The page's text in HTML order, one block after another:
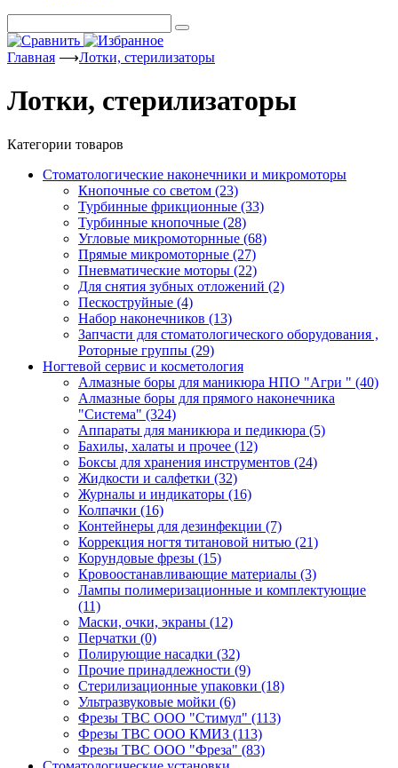
Главная ⟶Лотки, стерилизаторы
Лотки, стерилизаторы
Категории товаров
Стоматологические наконечники и микромоторы
Кнопочные со светом (23)
Турбинные фрикционные (33)
Турбинные кнопочные (28)
Угловые микромоторнные (68)
Прямые микромоторные (27)
Пневматические моторы (22)
Для снятия зубных отложений (2)
Пескоструйные (4)
Набор наконечников (13)
Запчасти для стоматологического оборудования ,
Роторные группы (29)
Ногтевой сервис и косметология
Алмазные боры для маникюра НПО "Агри " (40)
Алмазные боры для прямого наконечника
"Система" (324)
Аппараты для маникюра и педикюра (5)
Бахилы, халаты и прочее (12)
Боксы для хранения инструментов (24)
Жидкости и салфетки (32)
Журналы и индикаторы (16)
Колпачки (16)
Контейнеры для дезинфекции (7)
Коррекция ногтя титановой нитью (21)
Корундовые фрезы (15)
Кровоостанавливающие материалы (3)
Лампы полимеризационные и комплектующие
(11)
Маски, очки, экраны (12)
Перчатки (0)
Полирующие насадки (32)
Прочие принадлежности (9)
Стерилизационные упаковки (18)
Ультразвуковые мойки (6)
Фрезы ТВС ООО "Стимул" (113)
Фрезы ТВС ООО КМИЗ (113)
Фрезы ТВС ООО "Фреза" (83)